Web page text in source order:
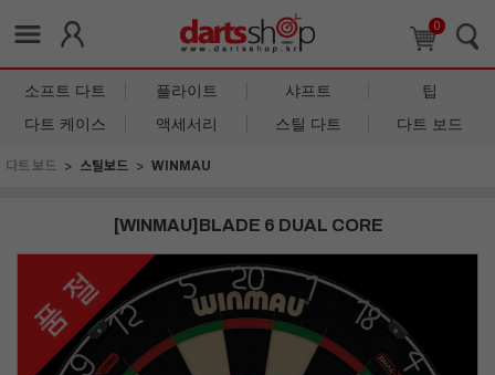
0
소프트 다트 플라이트 샤프트
팁
다트 케이스
액세서리 스틸 다트 다트 보드
다트 보드 스틸보드 WINMAU
[WINMAU]BLADE 6 DUAL CORE